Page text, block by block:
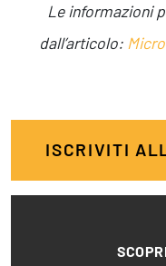
Le informazioni
dall’articolo:
ISCRIVITI